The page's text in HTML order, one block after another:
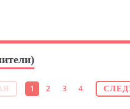
1 2 3 4